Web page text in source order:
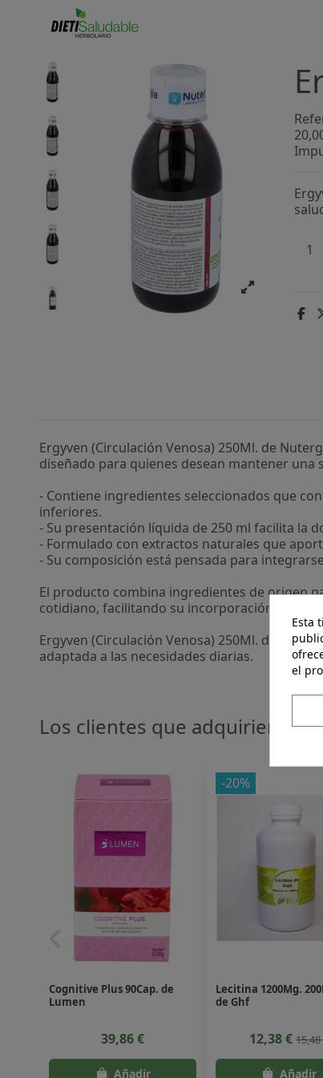
Ergyven (Circulación Venosa) 250Ml. de
diseñado para quienes desean mantener una
- Contiene ingredientes seleccionados que
inferiores.
- Su presentación líquida de 250 ml facilita la
- Formulado con extractos naturales que
- Su composición está pensada para
El producto combina ingredientes de origen
cotidiano, facilitando su incorporación en
Ergyven (Circulación Venosa) 250Ml. de
adaptada a las necesidades diarias.
Los clientes que adquirieron
Cognitive Plus 90Cap. de
Lumen
39,86 €
-20%
Lecitina 1200Mg.
de Ghf
12,38 € 15,48
Esta
el